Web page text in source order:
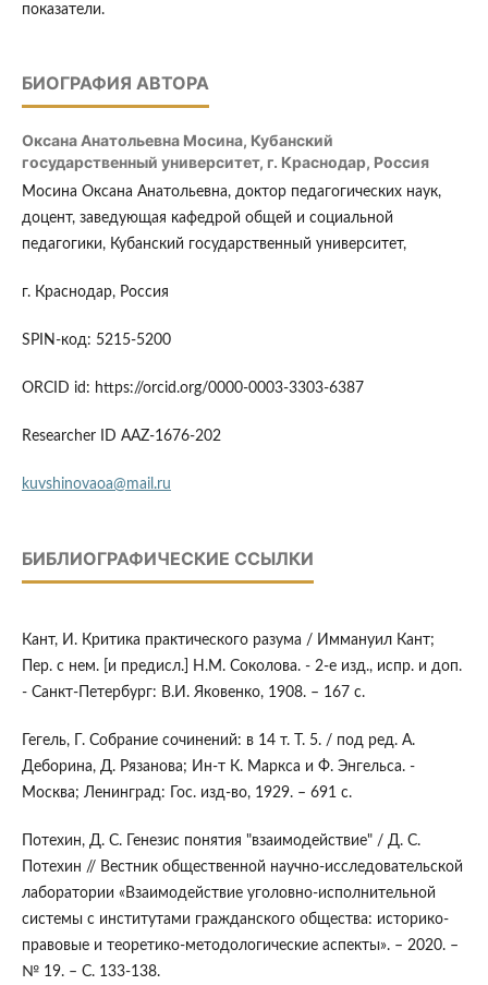
показатели.
БИОГРАФИЯ АВТОРА
Оксана Анатольевна Мосина, Кубанский
государственный университет, г. Краснодар, Россия
Мосина Оксана Анатольевна, доктор педагогических наук,
доцент, заведующая кафедрой общей и социальной
педагогики, Кубанский государственный университет,
г. Краснодар, Россия
SPIN-код: 5215-5200
ORCID id: https://orcid.org/0000-0003-3303-6387
Researcher ID AAZ-1676-202
kuvshinovaoa@mail.ru
БИБЛИОГРАФИЧЕСКИЕ ССЫЛКИ
Кант, И. Критика практического разума / Иммануил Кант;
Пер. с нем. [и предисл.] Н.М. Соколова. - 2-е изд., испр. и доп.
- Санкт-Петербург: В.И. Яковенко, 1908. – 167 с.
Гегель, Г. Собрание сочинений: в 14 т. Т. 5. / под ред. А.
Деборина, Д. Рязанова; Ин-т К. Маркса и Ф. Энгельса. -
Москва; Ленинград: Гос. изд-во, 1929. – 691 c.
Потехин, Д. С. Генезис понятия "взаимодействие" / Д. С.
Потехин // Вестник общественной научно-исследовательской
лаборатории «Взаимодействие уголовно-исполнительной
системы с институтами гражданского общества: историко-
правовые и теоретико-методологические аспекты». – 2020. –
№ 19. – С. 133-138.